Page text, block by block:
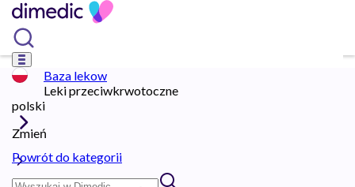
polski
Zmień
Baza lekow
Leki przeciwkrwotoczne
Powrót do kategorii